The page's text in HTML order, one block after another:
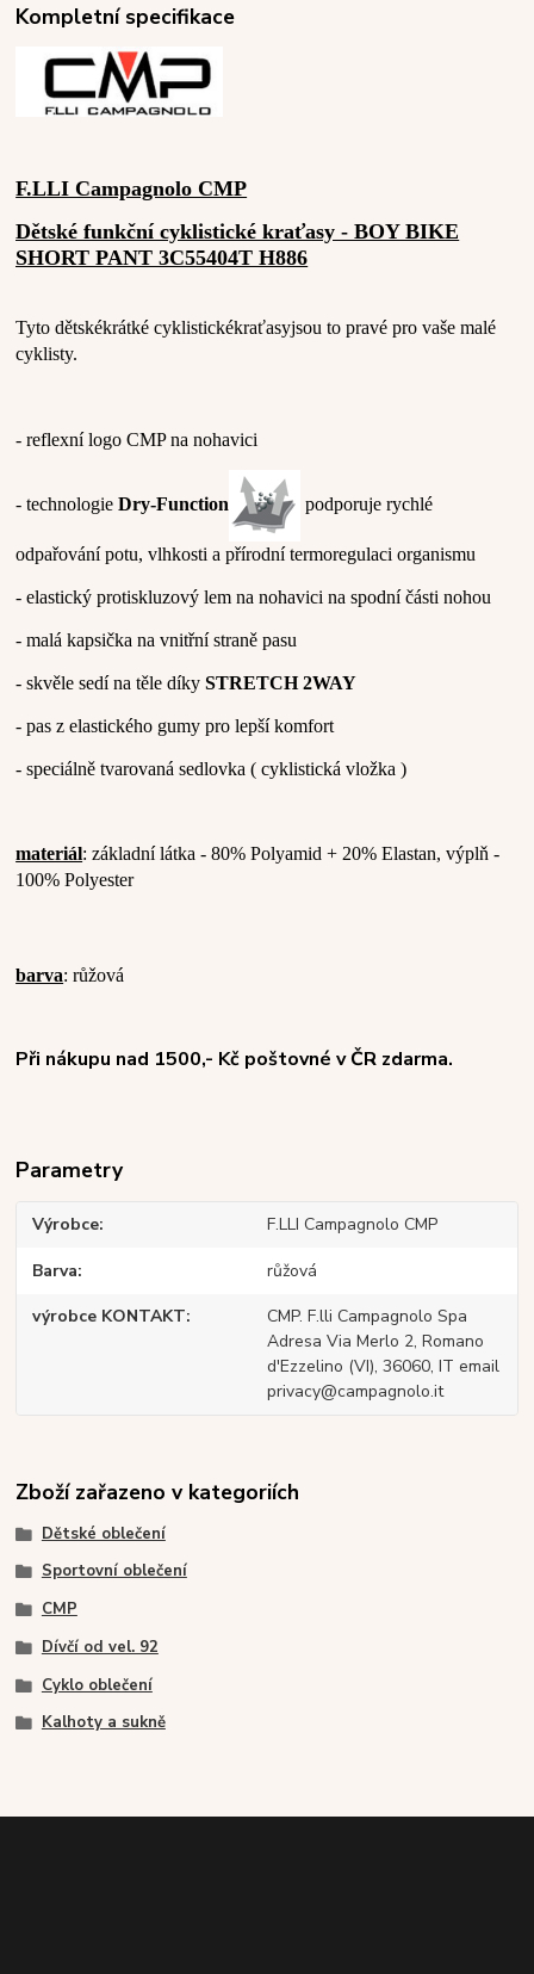
Kompletní specifikace
F.LLI Campagnolo CMP
Dětské funkční cyklistické kraťasy - BOY BIKE
SHORT PANT 3C55404T H886
Tyto dětskékrátké cyklistickékraťasyjsou to pravé pro vaše malé
cyklisty.
- reflexní logo CMP na nohavici
-technologieDry-Function podporuje rychlé
odpařování potu, vlhkosti a přírodní termoregulaci organismu
- elastický protiskluzový lem na nohavici na spodní části nohou
- malá kapsička na vnitřní straně pasu
- skvěle sedí na těle díkySTRETCH 2WAY
- pas z elastického gumy pro lepší komfort
- speciálně tvarovaná sedlovka ( cyklistická vložka )
materiál: základní látka - 80% Polyamid + 20% Elastan, výplň -
100% Polyester
barva: růžová
Při nákupu nad 1500,- Kč poštovné v ČR zdarma.
Parametry
Výrobce F.LLI Campagnolo CMP
Barva růžová
výrobce KONTAKT
CMP. F.lli Campagnolo Spa
Adresa Via Merlo 2, Romano
d'Ezzelino (VI), 36060, IT email
privacy@campagnolo.it
Zboží zařazeno v kategoriích
Dětské oblečení
Sportovní oblečení
CMP
Dívčí od vel. 92
Cyklo oblečení
Kalhoty a sukně